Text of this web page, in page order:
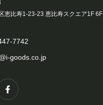
恵比寿1-23-23 恵比寿スクエア1F 6F
7742
goods.co.jp